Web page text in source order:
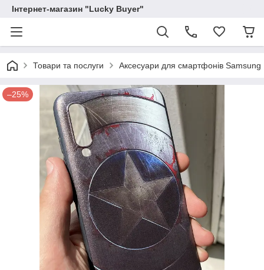
Інтернет-магазин "Lucky Buyer"
Товари та послуги Аксесуари для смартфонів Samsung
–25%